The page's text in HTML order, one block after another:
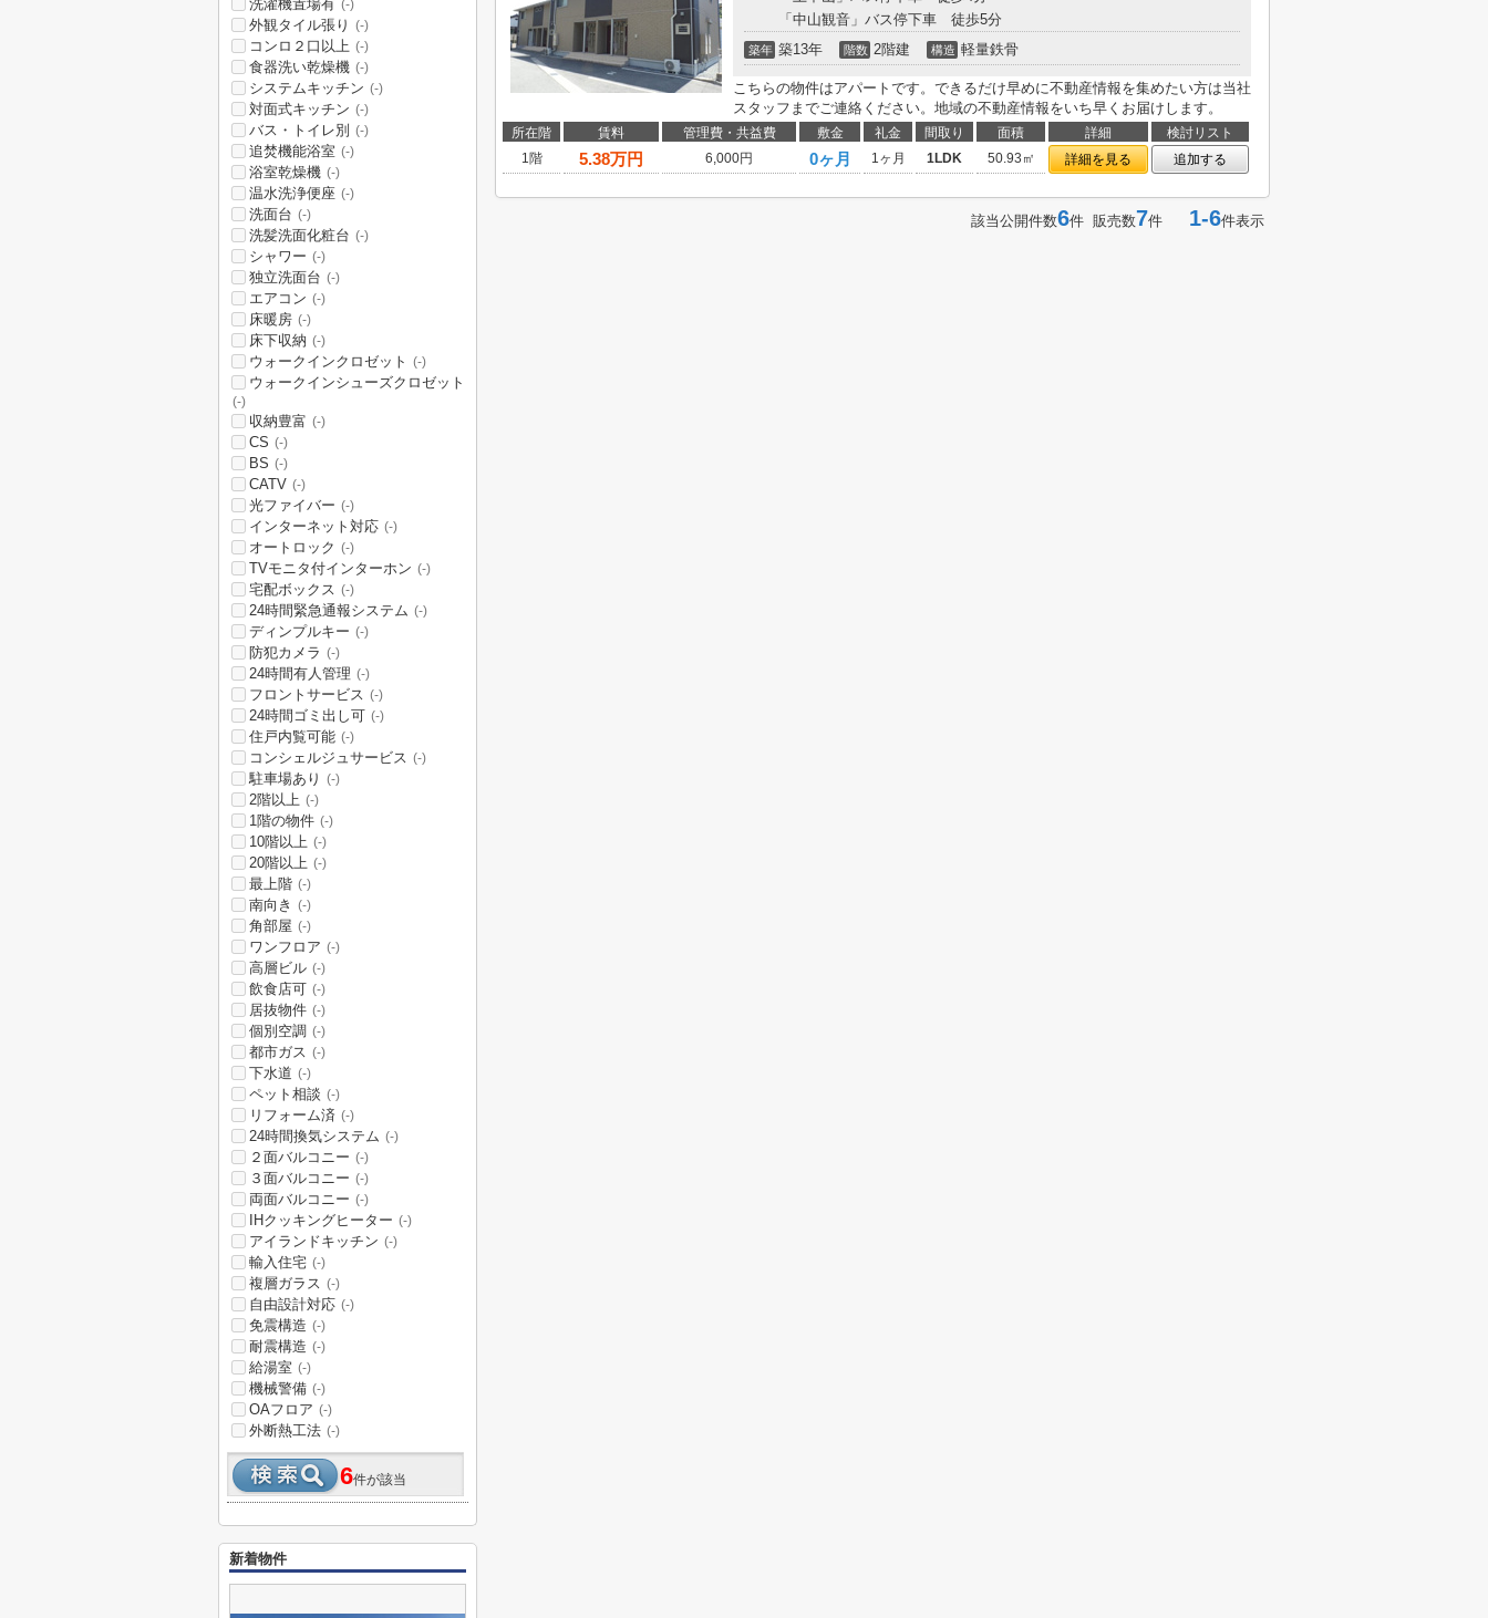
「中山観音」バス停下車 徒歩5分
築年 築13年 階数 2階建 構造 軽量鉄骨
こちらの物件はアパートです。できるだけ早めに不動産情報を集めたい方は当社
スタッフまでご連絡ください。地域の不動産情報をいち早くお届けします。
所在階 賃料 管理費・共益費 敷金 礼金 間取り 面積 詳細
検討リスト
1階
5.38万円 6,000円 0ヶ月 1ヶ月 1LDK 50.93㎡ 詳細を見る 追加する
該当公開件数6件 販売数7件 1-6件表示
洗濯機置場有 (-)
外観タイル張り (-)
コンロ２口以上 (-)
食器洗い乾燥機 (-)
システムキッチン (-)
対面式キッチン (-)
バス・トイレ別 (-)
追焚機能浴室 (-)
浴室乾燥機 (-)
温水洗浄便座 (-)
洗面台 (-)
洗髪洗面化粧台 (-)
シャワー (-)
独立洗面台 (-)
エアコン (-)
床暖房 (-)
床下収納 (-)
ウォークインクロゼット (-)
ウォークインシューズクロゼット
(-)
収納豊富 (-)
CS (-)
BS (-)
CATV (-)
光ファイバー (-)
インターネット対応 (-)
オートロック (-)
TVモニタ付インターホン (-)
宅配ボックス (-)
24時間緊急通報システム (-)
ディンプルキー (-)
防犯カメラ (-)
24時間有人管理 (-)
フロントサービス (-)
24時間ゴミ出し可 (-)
住戸内覧可能 (-)
コンシェルジュサービス (-)
駐車場あり (-)
2階以上 (-)
1階の物件 (-)
10階以上 (-)
20階以上 (-)
最上階 (-)
南向き (-)
角部屋 (-)
ワンフロア (-)
高層ビル (-)
飲食店可 (-)
居抜物件 (-)
個別空調 (-)
都市ガス (-)
下水道 (-)
ペット相談 (-)
リフォーム済 (-)
24時間換気システム (-)
２面バルコニー (-)
３面バルコニー (-)
両面バルコニー (-)
IHクッキングヒーター (-)
アイランドキッチン (-)
輸入住宅 (-)
複層ガラス (-)
自由設計対応 (-)
免震構造 (-)
耐震構造 (-)
給湯室 (-)
機械警備 (-)
OAフロア (-)
外断熱工法 (-)
6件が該当
新着物件